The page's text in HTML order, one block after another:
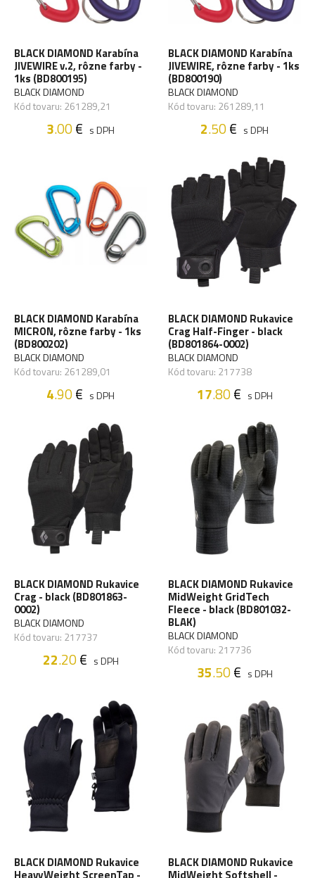
BLACK DIAMOND Karabína
JIVEWIRE v.2, rôzne farby -
1ks (BD800195)
BLACK DIAMOND
Kód tovaru: 261289,21
3.00€ s DPH
BLACK DIAMOND Karabína
JIVEWIRE, rôzne farby - 1ks
(BD800190)
BLACK DIAMOND
Kód tovaru: 261289,11
2.50€ s DPH
BLACK DIAMOND Karabína
MICRON, rôzne farby - 1ks
(BD800202)
BLACK DIAMOND
Kód tovaru: 261289,01
4.90€ s DPH
BLACK DIAMOND Rukavice
Crag Half-Finger - black
(BD801864-0002)
BLACK DIAMOND
Kód tovaru: 217738
17.80€ s DPH
BLACK DIAMOND Rukavice
Crag - black (BD801863-
0002)
BLACK DIAMOND
Kód tovaru: 217737
22.20€ s DPH
BLACK DIAMOND Rukavice
MidWeight GridTech
Fleece - black (BD801032-
BLAK)
BLACK DIAMOND
Kód tovaru: 217736
35.50€ s DPH
BLACK DIAMOND Rukavice BLACK DIAMOND Rukavice